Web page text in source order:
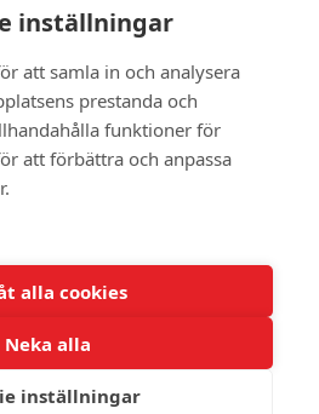
inställningar
att samla in och analysera
prestanda och
funktioner för
att förbättra och anpassa
alla cookies
Neka alla
inställningar
bästa
i mejlen
om våra mest intressanta
VILL HA NYHETSBREV
1210 60 40.